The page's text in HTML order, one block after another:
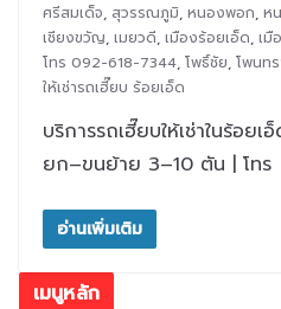
ศรีสมเด็จ, สุวรรณภูมิ, หนองพอก, ห
เชียงขวัญ, เมยวดี, เมืองร้อยเอ็ด, เมื
โทร 092-618-7344, โพธิ์ชัย, โพนท
ให้เช่ารถเฮี๊ยบ ร้อยเอ็ด
บริการรถเฮี๊ยบให้เช่าในร้อย
ยก–ขนย้าย 3–10 ตัน | โทร
อ่านเพิ่มเติม
เมนูหลัก